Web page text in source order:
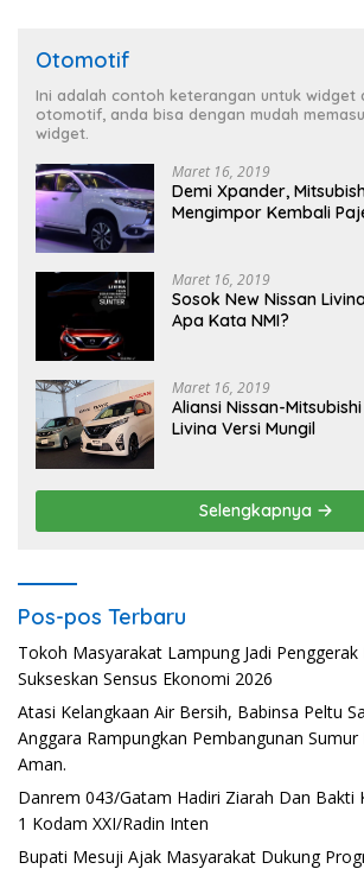
Otomotif
Ini adalah contoh keterangan untuk widget
otomotif, anda bisa dengan mudah
widget.
Maret 16, 2019
Demi Xpander,
Mengimpor Kembali
Maret 16, 2019
Sosok New Nissan
Apa Kata NMI?
Maret 16, 2019
Aliansi Nissan-
Livina Versi Mungil
Selengkapnya
Pos-pos Terbaru
Tokoh Masyarakat Lampung Jadi Penggerak
Sukseskan Sensus Ekonomi 2026
Atasi Kelangkaan Air Bersih, Babinsa Peltu
Anggara Rampungkan Pembangunan
Aman.
Danrem 043/Gatam Hadiri Ziarah Dan Bakti
1 Kodam XXI/Radin Inten
Bupati Mesuji Ajak Masyarakat Dukung